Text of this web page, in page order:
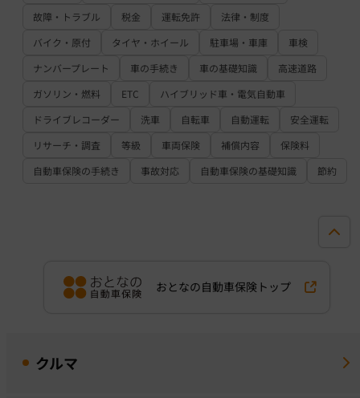
故障・トラブル
税金 運転免許
法律・制度
バイク・原付
タイヤ・ホイール 駐車場・車庫
車検
ナンバープレート
車の手続き 車の基礎知識
高速道路
ガソリン・燃料
ETC
ハイブリッド車・電気自動車
ドライブレコーダー
洗車 自転車 自動運転
安全運転
リサーチ・調査
等級 車両保険 補償内容
保険料
自動車保険の手続き
事故対応 自動車保険の基礎知識 節約
おとなの自動車保険トップ
クルマ